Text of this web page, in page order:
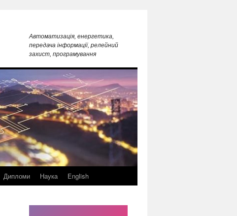
Автоматизація, енергетика,
передача інформації, релейний
захист, програмування
Дипломи Наука English